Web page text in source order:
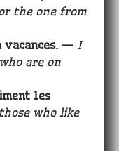
the one from
—I
are on
les
who like